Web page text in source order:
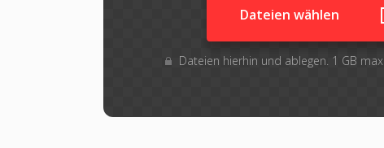
Dateien wählen
Dateien hierhin und ablegen. 1 GB